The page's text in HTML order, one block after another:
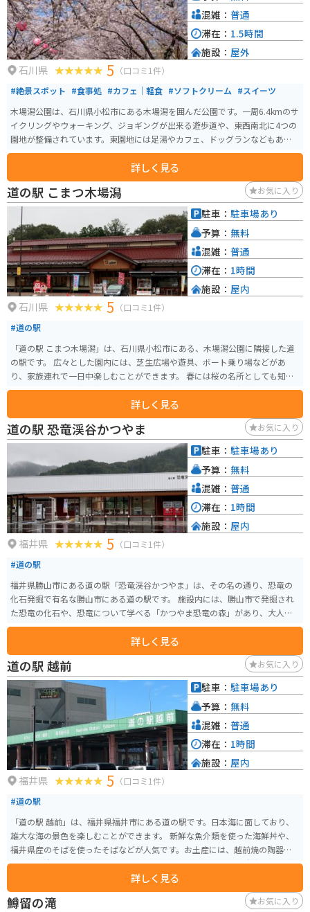
石川県 5 （口コミ1件）
#絶景スポット #食事処 #カフェ｜軽食 #ソフトクリーム #スイーツ
木場潟公園は、石川県小松市にある木場潟を囲んだ公園です。一周6.4kmのサ
イクリングやウォーキング、ジョギングが出来る遊歩道や、東西南北に4つの
園地が整備されています。東園地には足湯やカフェ、ドッグランなどもあり
ます。季節によっては、カヌーやゲートゴルフを楽しめたり、お花見客で賑
詳しく見る
混雑： 普通
滞在： 1.5時間
施設： 屋外
道の駅 こまつ木場潟 お気に入り
石川県 5 （口コミ1件）
#道の駅
「道の駅 こまつ木場潟」は、石川県小松市にある、木場潟公園に隣接した道
の駅です。 広々とした園内には、芝生広場や遊具、ボート乗り場などがあ
り、家族連れで一日中楽しむことができます。 春には桜の名所としても知ら
れており、多くの花見客で賑わいます。 道の駅には、地元の新鮮な野菜や果
物を販売する農産物直売所や、小松うどんや塩焼きそばなどのご当地グルメ
が味わえるレストランがあります。 また、レンタサイクルも用意されている
ので、木場潟公園内をサイクリングすることもおすすめです。 バイクで訪れ
る場合は、道の駅に隣接する駐車場にバイク専用の駐車スペースがありま
す。 木場潟公園は一周約4kmの周遊道路があり、景色を楽しみながらのんび
り走ることができます。 道の駅 こまつ木場潟は、自然と触れ合いながら、地
元の美味しいものを楽しめる場所です。
詳しく見る
駐車： 駐車場あり
予算： 無料
混雑： 普通
滞在： 1時間
施設： 屋内
道の駅 恐竜渓谷かつやま お気に入り
福井県 5 （口コミ1件）
#道の駅
福井県勝山市にある道の駅「恐竜渓谷かつやま」は、その名の通り、恐竜の
化石発掘で有名な勝山市にある道の駅です。 施設内には、勝山市で発掘され
た恐竜の化石や、恐竜について学べる「かつやま恐竜の森」があり、大人か
ら子供まで楽しむことができます。 また、地元の特産品を販売するコーナー
もあり、恐竜の卵に見立てたユニークな形の「恐竜バーガー」や、恐竜の足
跡をかたどった「恐竜クッキー」など、お土産に最適な商品がたくさんあり
ます。 バイクで訪れる場合は、道の駅から「恐竜街道」と呼ばれる国道416
号線を北上すると、美しい渓谷美を眺めながらツーリングを楽しむことがで
きます。 道の駅の周辺には、温泉施設やキャンプ場などもあり、観光の拠点
としても最適です。
詳しく見る
駐車： 駐車場あり
予算： 無料
混雑： 普通
滞在： 1時間
施設： 屋内
道の駅 越前 お気に入り
福井県 5 （口コミ1件）
#道の駅
「道の駅 越前」は、福井県福井市にある道の駅です。日本海に面しており、
雄大な海の景色を楽しむことができます。 新鮮な魚介類を使った海鮮丼や、
福井県産のそばを使ったそばなどが人気です。お土産には、越前焼の陶器
や、若狭塗の箸などがおすすめです。 バイクで行く場合は、日本海沿いの道
路を走ることができ、ツーリングにも最適です。道の駅には、広い駐車場や休
憩スペースが完備されているので、安心して休憩することができます。 周辺
には、越前岬や東尋坊など、福井県を代表する観光スポットがたくさんあり
詳しく見る
駐車： 駐車場あり
予算： 無料
混雑： 普通
滞在： 1時間
施設： 屋内
鱒留の滝 お気に入り